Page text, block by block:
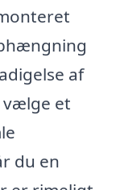
af
vælge et
du en